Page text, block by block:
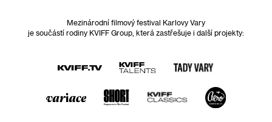
Mezinárodní filmový festival Karlovy Vary
je součástí rodiny KVIFF Group, která zastřešuje i další projekty: